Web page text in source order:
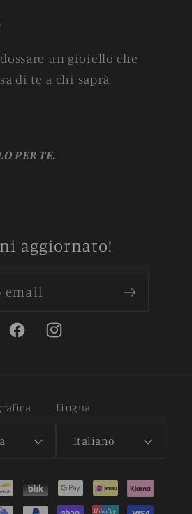
un gioiello che
di te a chi saprà
PER TE.
aggiornato!
email
FacebookInstagram
Lingua
Italiano